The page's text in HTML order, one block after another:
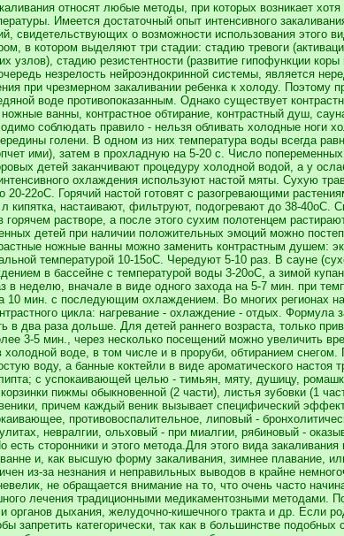
относят любые методы, при которых возникает
Имеется достаточный опыт интенсивного
свидетельствующих о возможности использования этого
в котором выделяют три стадии: стадию тревоги
узлов), стадию резистентности (развитие гипофункции
незрелость нейроэндокринной системы, является
при чрезмерном закаливании ребенка к холоду.
воде противопоказанным. Однако существует
ванны, контрастное обтирание, контрастный душ,
соблюдать правило - нельзя обливать холодные ноги
голени. В одном из них температура воды всегда
ими), затем в прохладную на 5-20 с. Число
детей заканчивают процедуру холодной водой, а у
охлаждения используют настой мяты. Сухую
22oC. Горячий настой готовят с разогревающими
кипятка, настаивают, фильтруют, подогревают до 38-
горячем растворе, а после этого сухим полотенцем
детей при наличии положительных эмоций можно
ножные ванны можно заменить контрастным душем:
температурой 10-15oC. Чередуют 5-10 раз. В сауне
в бассейне с температурой воды 3-20oC, а зимой
в неделю, вначале в виде одного захода на 5-7 мин. при
10 мин. с последующим охлаждением. Во многих регионах
цикла: нагревание - охлаждение - отдых.
в два раза дольше. Для детей раннего возраста, только
3-5 мин., через несколько посещений можно увеличить
воде, в том числе и в проруби, обтиранием
воду, а банные коктейли в виде ароматического
с успокаивающей целью - тимьян, мяту, душицу,
пижмы обыкновенной (2 части), листья зубовки (1
причем каждый веник вызывает специфический
противовоспалительное, липовый -
невралгии, ольховый - при миалгии, рябиновый -
сторонники и этого метода.Для этого вида
и, как высшую форму закаливания, зимнее плавание,
из-за незнания и неправильных выводов в крайне
не обращается внимание на то, что очень часто
лечения традиционными медикаментозными методами.
органов дыхания, желудочно-кишечного тракта и др. Если
запретить категорически, так как в большинстве